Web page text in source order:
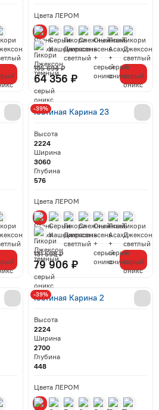
Цвета ЛЕРОМ
64 356 ₽
105 694 ₽
Гостиная Карина 23
Высота
2224
Ширина
3060
Глубина
576
Цвета ЛЕРОМ
79 906 ₽
131 598 ₽
-39%
Гостиная Карина 2
Высота
2224
Ширина
2700
Глубина
448
Цвета ЛЕРОМ
-39%